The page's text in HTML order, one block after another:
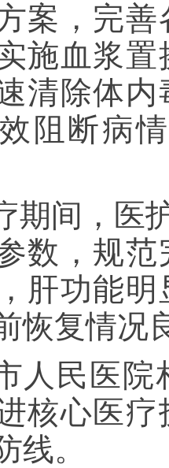
案，完
施血浆
清除体
阻断病
期间，医
数，规
肝功能
恢复情况
人民医院
核心医
线。